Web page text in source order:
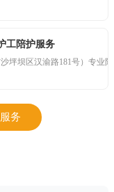
工陪护服务
坪坝区汉渝路181号）专业陪
务